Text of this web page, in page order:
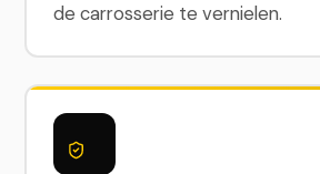
de carrosserie te vernielen.